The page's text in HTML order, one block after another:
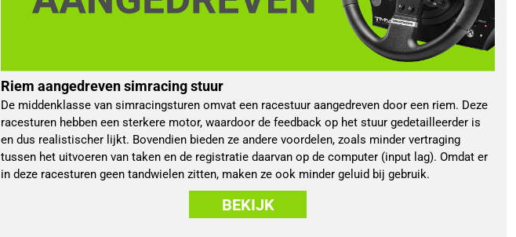
Riem aangedreven simracing stuur
De middenklasse van simracingsturen omvat een racestuur aangedreven door een riem. Deze
racesturen hebben een sterkere motor, waardoor de feedback op het stuur gedetailleerder is
en dus realistischer lijkt. Bovendien bieden ze andere voordelen, zoals minder vertraging
tussen het uitvoeren van taken en de registratie daarvan op de computer (input lag). Omdat er
in deze racesturen geen tandwielen zitten, maken ze ook minder geluid bij gebruik.
BEKIJK